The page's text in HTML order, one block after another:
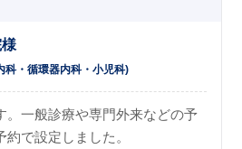
科 循環器内科 小児科)
。一般診療や専門外来などの予
で設定しました。